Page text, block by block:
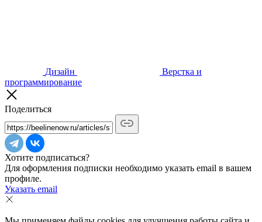
Дизайн
Верстка и
программирование
Поделиться
Хотите подписаться?
Для оформления подписки необходимо указать email в вашем
профиле.
Указать email